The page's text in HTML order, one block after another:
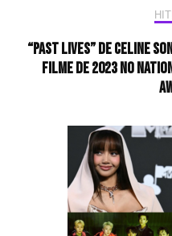
“Past Lives” de Celine
Filme de 2023 no